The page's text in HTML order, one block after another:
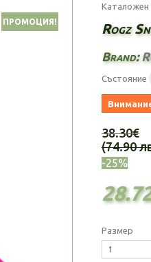
ПРОМОЦИЯ!
Каталожен
Rogz
Brand:
Състояние
38.30€
(74.90
-25%
Размер
1